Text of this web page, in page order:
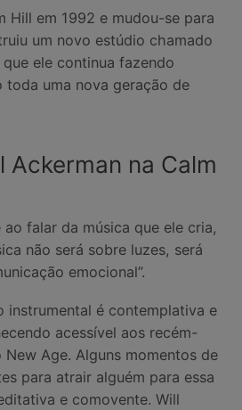
Hill em 1992 e mudou-se para
um novo estúdio chamado
ele continua fazendo
toda uma nova geração de
Ackerman na Calm
falar da música que ele cria,
não será sobre luzes, será
emocional”.
instrumental é contemplativa e
acessível aos recém-
Age. Alguns momentos de
para atrair alguém para essa
e comovente. Will